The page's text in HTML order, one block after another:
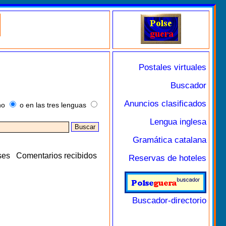
o en las tres lenguas
Comentarios recibidos
Postales virtuales
Buscador
Anuncios clasificados
Lengua inglesa
Gramática catalana
Reservas de hoteles
Buscador-directorio